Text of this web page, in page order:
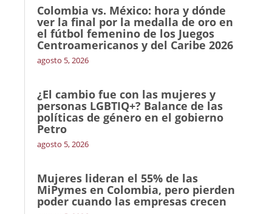
Colombia vs. México: hora y dónde
ver la final por la medalla de oro en
el fútbol femenino de los Juegos
Centroamericanos y del Caribe 2026
agosto 5, 2026
¿El cambio fue con las mujeres y
personas LGBTIQ+? Balance de las
políticas de género en el gobierno
Petro
agosto 5, 2026
Mujeres lideran el 55% de las
MiPymes en Colombia, pero pierden
poder cuando las empresas crecen